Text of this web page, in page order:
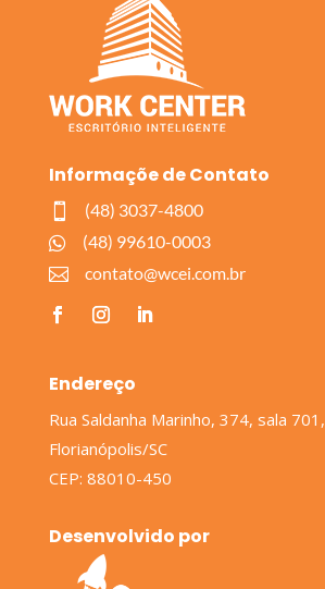
Informaçõe de Contato
 (48) 3037-4800
 (48) 99610-0003
 contato@wcei.com.br
Endereço
Rua Saldanha Marinho, 374, sala 701,
Florianópolis/SC
CEP: 88010-450
Desenvolvido por